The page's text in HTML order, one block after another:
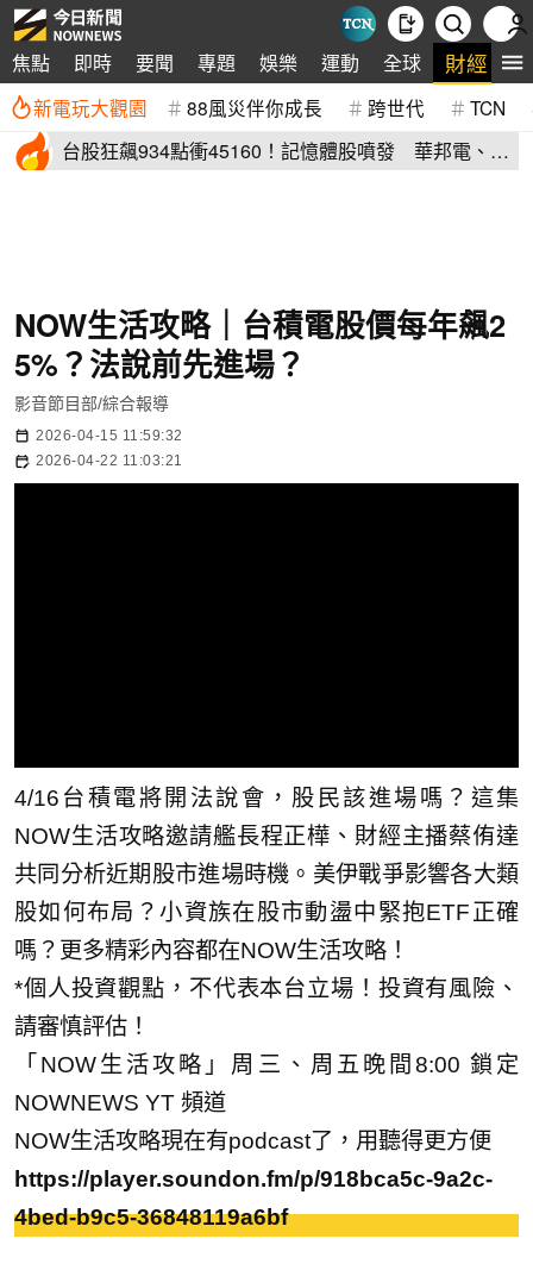
焦點 即時 要聞 專題 娛樂 運動 全球 財經
新電玩大觀園 88風災伴你成長 跨世代 TCN
台股狂飆934點衝45160！記憶體股噴發 華邦電、力
NOW生活攻略｜台積電股價每年飆2
5%？法說前先進場？
影音節目部/綜合報導
2026-04-15 11:59:32
2026-04-22 11:03:21
4/16台積電將開法說會，股民該進場嗎？這集
NOW生活攻略邀請艦長程正樺、財經主播蔡侑達
共同分析近期股市進場時機。美伊戰爭影響各大類
股如何布局？小資族在股市動盪中緊抱ETF正確
嗎？更多精彩內容都在NOW生活攻略！
*個人投資觀點，不代表本台立場！投資有風險、
請審慎評估！
「NOW生活攻略」周三、周五晚間8:00 鎖定
NOWNEWS YT 頻道
NOW生活攻略現在有podcast了，用聽得更方便
https://player.soundon.fm/p/918bca5c-9a2c-
4bed-b9c5-36848119a6bf